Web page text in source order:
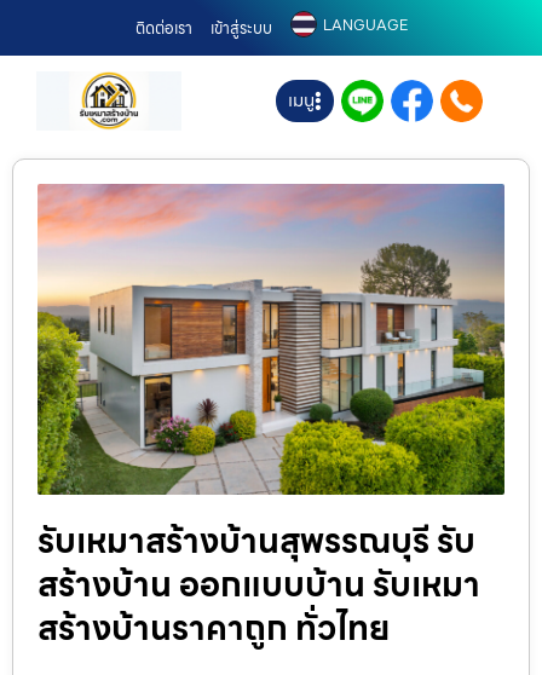
ติดต่อเรา เข้าสู่ระบบ LANGUAGE
เมนู
รับเหมาสร้างบ้านสุพรรณบุรี รับ
สร้างบ้าน ออกแบบบ้าน รับเหมา
สร้างบ้านราคาถูก ทั่วไทย